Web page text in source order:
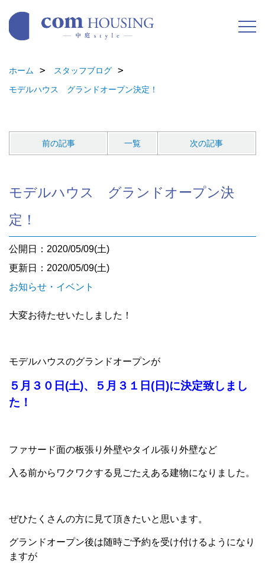
ホーム
スタッフブログ
モデルハウス グランドオープン決定！
前の記事 一覧 次の記事
モデルハウス グランドオープン決
定！
公開日：2020/05/09(土)
更新日：2020/05/09(土)
お知らせ・イベント
大変お待たせいたしました！
モデルハウスのグランドオープンが
５月３０日(土)、５月３１日(日)に決定致しまし
た！
ファサード面の板張り外壁やタイル張り外壁など
入る前からワクワクする見ごたえある建物になりました。
ぜひたくさんの方に見て頂きたいと思います。
グランドオープン後は随時ご予約を受け付けるようになり
ますが